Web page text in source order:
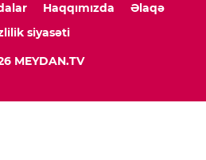
Haqqımızda
Əlaqə
siyasəti
MEYDAN.TV